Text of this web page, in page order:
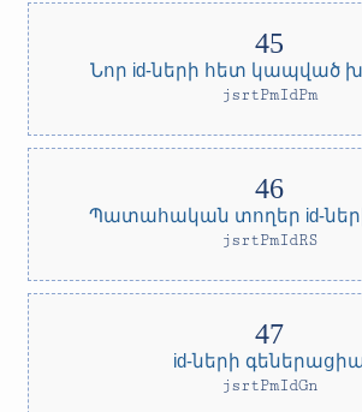
Նոր id-ների հետ կապված
jsrtPmIdPm
Պատահական տողեր id-
jsrtPmIdRS
id-ների
jsrtPmIdGn